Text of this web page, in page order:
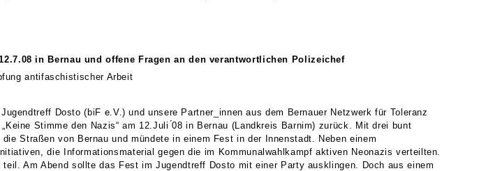
in Bernau und offene Fragen an den verantwortlichen Polizeichef
antifaschistischer Arbeit
Dosto (biF e.V.) und unsere Partner_innen aus dem Bernauer Netzwerk für Toleranz
Stimme den Nazis“ am 12.Juli ́08 in Bernau (Landkreis Barnim) zurück. Mit drei bunt
Straßen von Bernau und mündete in einem Fest in der Innenstadt. Neben einem
die Informationsmaterial gegen die im Kommunalwahlkampf aktiven Neonazis verteilten.
teil. Am Abend sollte das Fest im Jugendtreff Dosto mit einer Party ausklingen. Doch aus einem